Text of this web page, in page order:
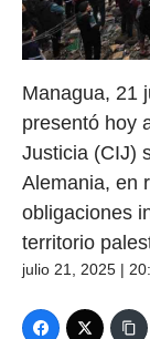
Managua, 21
presentó hoy
Justicia (CIJ)
Alemania, en
obligaciones
territorio
julio 21, 2025 |